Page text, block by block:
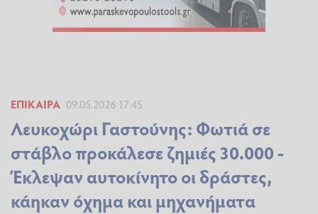
ΕΠΊΚΑΙΡΑ 09.05.2026 17:45
Λευκοχώρι Γαστούνης: Φωτιά σε
στάβλο προκάλεσε ζημιές 30.000 -
Έκλεψαν αυτοκίνητο οι δράστες,
κάηκαν όχημα και μηχανήματα